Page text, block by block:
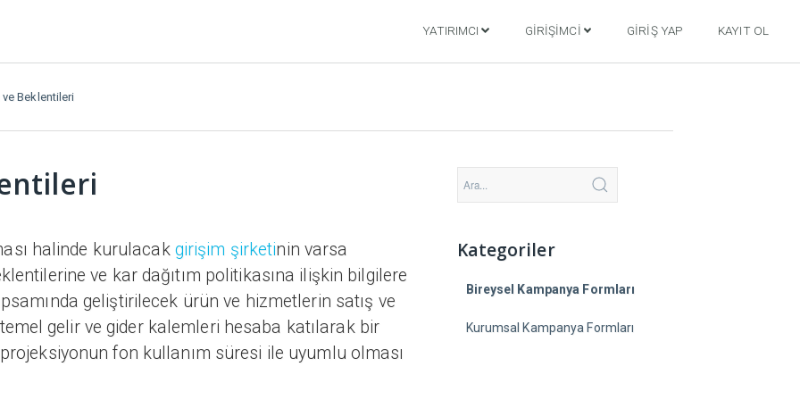
YATIRIMCI GIRIŞIMCI GIRIŞ YAP KAYIT OL
ve Beklentileri
halinde kurulacak girişim şirketinin varsa
ve kar dağıtım politikasına ilişkin bilgilere
geliştirilecek ürün ve hizmetlerin satış ve
gelir ve gider kalemleri hesaba katılarak bir
fon kullanım süresi ile uyumlu olması
Kategoriler
Bireysel Kampanya Formları
Kurumsal Kampanya Formları